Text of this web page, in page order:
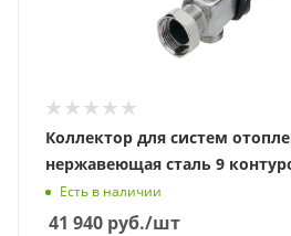
Коллектор для систем
нержавеющая сталь 9
Есть в наличии
41 940 руб./шт